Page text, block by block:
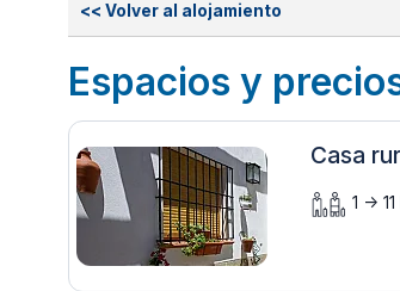
<< Volver al alojamiento
Espacios y
Casa
1 ->